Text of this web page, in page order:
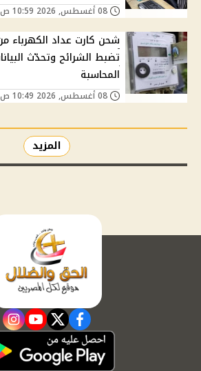
شحن كارت عداد الكهرباء
تضبط الشرائح وتحدّث
المحاسبة
المزيد
facebook
twitter
youtube